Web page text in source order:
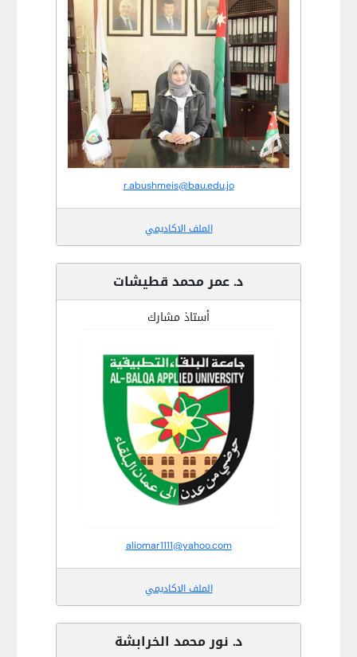
r.abushmeis@bau.edu.jo
الملف الاكاديمي
د. عمر محمد قطيشات
أستاذ مشارك
aliomar1111@yahoo.com
الملف الاكاديمي
د. نور محمد الخرابشة